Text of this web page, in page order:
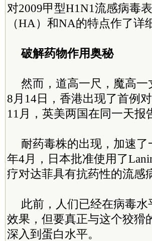
对2009甲型H1N1流感病
（HA）和NA的特点作了详
破解药物作用奥秘
然而，道高一尺，魔高
8月14日，香港出现了首例
11月，英美两国在同一天报
耐药毒株的出现，加速
年4月，日本批准使用了
疗对达菲具有抗药性的流感
此前，人们已经在病毒
效果，但要真正与这个狡猾
深入到蛋白水平。